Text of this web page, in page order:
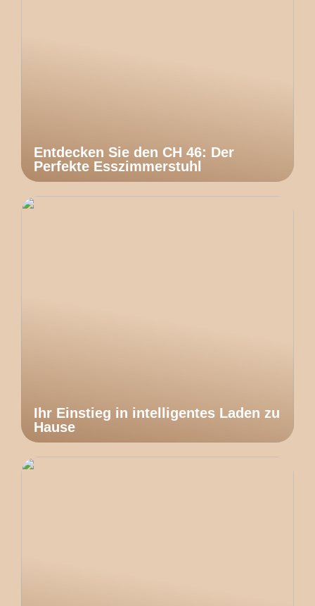
Entdecken Sie den CH 46: Der
Perfekte Esszimmerstuhl
Ihr Einstieg in intelligentes Laden zu
Hause